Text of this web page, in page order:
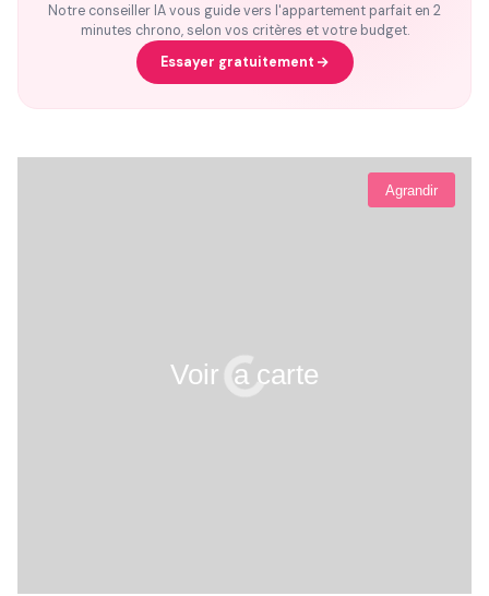
Notre conseiller IA vous guide vers l'appartement parfait en 2
minutes chrono, selon vos critères et votre budget.
Essayer gratuitement
Voir la carte
Agrandir